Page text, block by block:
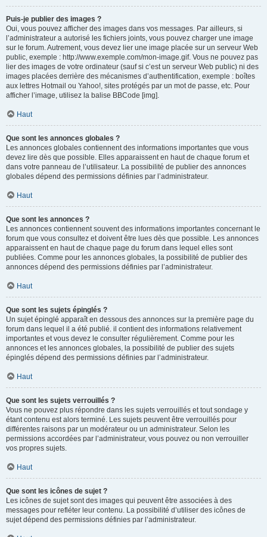
Puis-je publier des images ?
Oui, vous pouvez afficher des images dans vos messages. Par ailleurs, si
l’administrateur a autorisé les fichiers joints, vous pouvez charger une image
sur le forum. Autrement, vous devez lier une image placée sur un serveur Web
public, exemple : http://www.exemple.com/mon-image.gif. Vous ne pouvez pas
lier des images de votre ordinateur (sauf si c’est un serveur Web public) ni des
images placées derrière des mécanismes d’authentification, exemple : boîtes
aux lettres Hotmail ou Yahoo!, sites protégés par un mot de passe, etc. Pour
afficher l’image, utilisez la balise BBCode [img].
Haut
Que sont les annonces globales ?
Les annonces globales contiennent des informations importantes que vous
devez lire dès que possible. Elles apparaissent en haut de chaque forum et
dans votre panneau de l’utilisateur. La possibilité de publier des annonces
globales dépend des permissions définies par l’administrateur.
Haut
Que sont les annonces ?
Les annonces contiennent souvent des informations importantes concernant le
forum que vous consultez et doivent être lues dès que possible. Les annonces
apparaissent en haut de chaque page du forum dans lequel elles sont
publiées. Comme pour les annonces globales, la possibilité de publier des
annonces dépend des permissions définies par l’administrateur.
Haut
Que sont les sujets épinglés ?
Un sujet épinglé apparaît en dessous des annonces sur la première page du
forum dans lequel il a été publié. il contient des informations relativement
importantes et vous devez le consulter régulièrement. Comme pour les
annonces et les annonces globales, la possibilité de publier des sujets
épinglés dépend des permissions définies par l’administrateur.
Haut
Que sont les sujets verrouillés ?
Vous ne pouvez plus répondre dans les sujets verrouillés et tout sondage y
étant contenu est alors terminé. Les sujets peuvent être verrouillés pour
différentes raisons par un modérateur ou un administrateur. Selon les
permissions accordées par l’administrateur, vous pouvez ou non verrouiller
vos propres sujets.
Haut
Que sont les icônes de sujet ?
Les icônes de sujet sont des images qui peuvent être associées à des
messages pour refléter leur contenu. La possibilité d’utiliser des icônes de
sujet dépend des permissions définies par l’administrateur.